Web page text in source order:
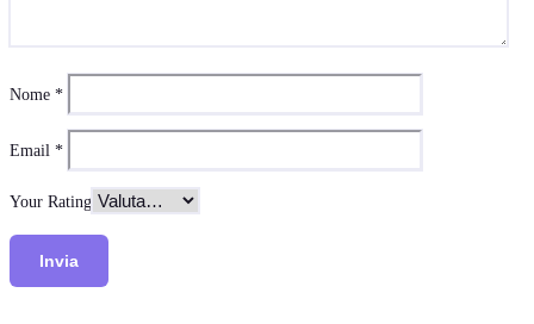
Nome *
Email *
Your Rating